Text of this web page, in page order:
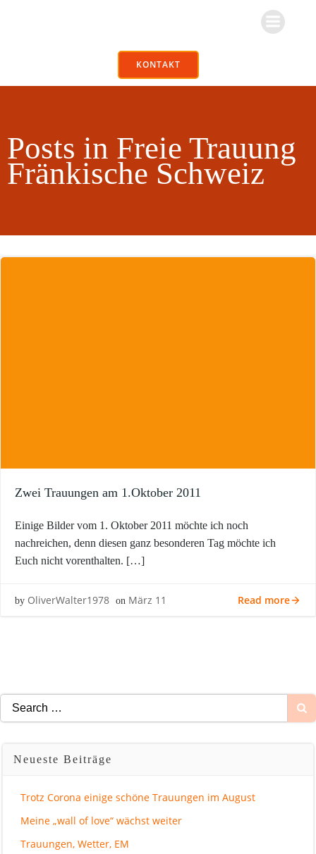
KONTAKT
Posts in Freie Trauung
Fränkische Schweiz
Zwei Trauungen am 1.Oktober 2011
Einige Bilder vom 1. Oktober 2011 möchte ich noch
nachreichen, denn diesen ganz besonderen Tag möchte ich
Euch nicht vorenthalten. […]
by OliverWalter1978 on März 11 Read more
Search
for:
Neueste Beiträge
Trotz Corona einige schöne Trauungen im August
Meine „wall of love“ wächst weiter
Trauungen, Wetter, EM